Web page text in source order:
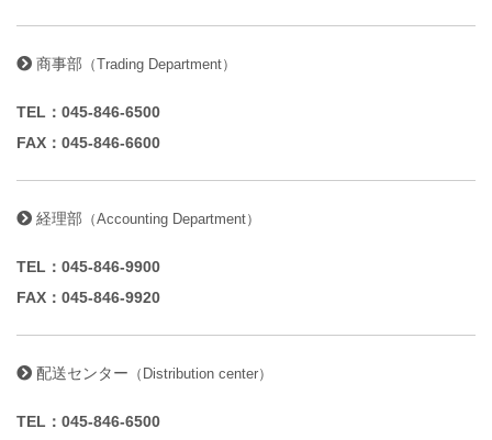
商事部 （Trading Department）
TEL：045-846-6500
FAX：045-846-6600
経理部 （Accounting Department）
TEL：045-846-9900
FAX：045-846-9920
配送センター （Distribution center）
TEL：045-846-6500